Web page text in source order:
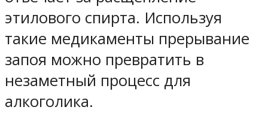
этилового спирта. Используя
такие медикаменты прерывание
запоя можно превратить в
незаметный процесс для
алкоголика.